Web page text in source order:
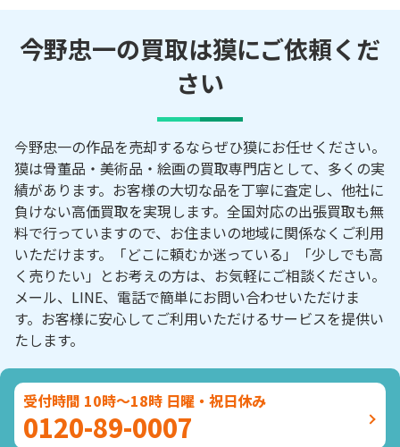
今野忠一の買取は獏にご依頼くだ
さい
今野忠一の作品を売却するならぜひ獏にお任せください。
獏は骨董品・美術品・絵画の買取専門店として、多くの実
績があります。お客様の大切な品を丁寧に査定し、他社に
負けない高価買取を実現します。全国対応の出張買取も無
料で行っていますので、お住まいの地域に関係なくご利用
いただけます。「どこに頼むか迷っている」「少しでも高
く売りたい」とお考えの方は、お気軽にご相談ください。
メール、LINE、電話で簡単にお問い合わせいただけま
す。お客様に安心してご利用いただけるサービスを提供い
たします。
受付時間 10時～18時 日曜・祝日休み
0120-89-0007